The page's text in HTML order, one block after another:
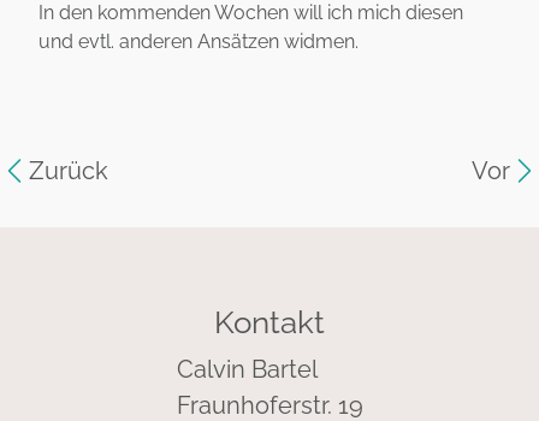
In den kommenden Wochen will ich mich diesen
und evtl. anderen Ansätzen widmen.
Zurück Vor
Kontakt
Calvin Bartel
Fraunhoferstr. 19